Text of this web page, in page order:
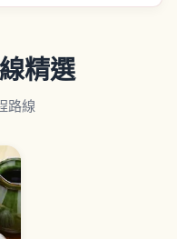
精選
路線